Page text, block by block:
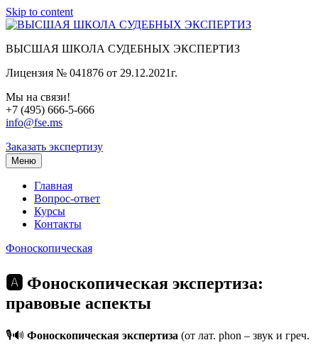
Skip to content
ВЫСШАЯ ШКОЛА СУДЕБНЫХ ЭКСПЕРТИЗ
Лицензия № 041876 от 29.12.2021г.
Мы на связи!
+7 (495) 666-5-666
info@fse.ms
Заказать экспертизу
Меню
Главная
Вопрос-ответ
Курсы
Контакты
Фоноскопическая
🅰️ Фоноскопическая экспертиза:
правовые аспекты
🎙️🔊 Фоноскопическая экспертиза (от лат. phon – звук и греч.